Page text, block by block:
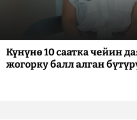
Күнүнө 10 саатка чейин
жогорку балл алган